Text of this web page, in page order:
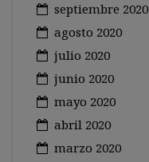
septiembre 2020
agosto 2020
julio 2020
junio 2020
mayo 2020
abril 2020
marzo 2020